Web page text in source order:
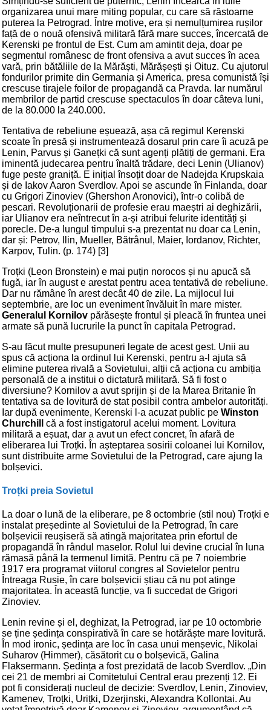
organizarea unui mare miting popular, cu care să răstoarne
puterea la Petrograd. Între motive, era și nemulțumirea rușilor
față de o nouă ofensivă militară fără mare succes, încercată de
Kerenski pe frontul de Est. Cum am amintit deja, doar pe
segmentul românesc de front ofensiva a avut succes în acea
vară, prin bătăliile de la Mărăști, Mărășești și Oituz. Cu ajutorul
fondurilor primite din Germania și America, presa comunistă își
crescuse tirajele foilor de propagandă ca Pravda. Iar numărul
membrilor de partid crescuse spectaculos în doar câteva luni,
de la 80.000 la 240.000.
Tentativa de rebeliune eșuează, așa că regimul Kerenski
scoate în presă și instrumentează dosarul prin care îi acuză pe
Lenin, Parvus și Ganețki că sunt agenți plătiți de germani. Era
iminentă judecarea pentru înaltă trădare, deci Lenin (Ulianov)
fuge peste graniță. E inițial însoțit doar de Nadejda Krupskaia
și de Iakov Aaron Sverdlov. Apoi se ascunde în Finlanda, doar
cu Grigori Zinoviev (Ghershon Aronovici), într-o colibă de
pescari. Revoluționarii de profesie erau maeștri ai deghizării,
iar Ulianov era neîntrecut în a-și atribui felurite identități și
porecle. De-a lungul timpului s-a prezentat nu doar ca Lenin,
dar și: Petrov, Ilin, Mueller, Bătrânul, Maier, Iordanov, Richter,
Karpov, Tulin. (p. 174) [3]
Troțki (Leon Bronstein) e mai puțin norocos și nu apucă să
fugă, iar în august e arestat pentru acea tentativă de rebeliune.
Dar nu rămâne în arest decât 40 de zile. La mijlocul lui
septembrie, are loc un eveniment învăluit în mare mister.
Generalul Kornilov părăsește frontul și pleacă în fruntea unei
armate să pună lucrurile la punct în capitala Petrograd.
S-au făcut multe presupuneri legate de acest gest. Unii au
spus că acționa la ordinul lui Kerenski, pentru a-l ajuta să
elimine puterea rivală a Sovietului, alții că acționa cu ambiția
personală de a institui o dictatură militară. Să fi fost o
diversiune? Kornilov a avut sprijin și de la Marea Britanie în
tentativa sa de lovitură de stat posibil contra ambelor autorități.
Iar după evenimente, Kerenski l-a acuzat public pe Winston
Churchill
că a fost instigatorul acelui moment. Lovitura
militară a eșuat, dar a avut un efect concret, în afară de
eliberarea lui Troțki. În așteptarea sosirii coloanei lui Kornilov,
sunt distribuite arme Sovietului de la Petrograd, care ajung la
bolșevici.
Troțki preia Sovietul
La doar o lună de la eliberare, pe 8 octombrie (stil nou) Troțki e
instalat președinte al Sovietului de la Petrograd, în care
bolșevicii reușiseră să atingă majoritatea prin efortul de
propagandă în rândul maselor. Rolul lui devine crucial în luna
rămasă până la termenul limită. Pentru că pe 7 noiembrie
1917 era programat viitorul congres al Sovietelor pentru
Întreaga Rusie, în care bolșevicii știau că nu pot atinge
majoritatea. În această funcție, va fi succedat de Grigori
Zinoviev.
Lenin revine și el, deghizat, la Petrograd, iar pe 10 octombrie
se ține ședința conspirativă în care se hotărăște mare lovitură.
În mod ironic, ședința are loc în casa unui menșevic, Nikolai
Suharov (Himmer), căsătorit cu o bolșevică, Galina
Flaksermann. Ședința a fost prezidată de Iacob Sverdlov. „Din
cei 21 de membri ai Comitetului Central erau prezenți 12. Ei
pot fi considerați nucleul de decizie: Sverdlov, Lenin, Zinoviev,
Kamenev, Troțki, Urițki, Dzerjinski, Alexandra Kollontai. Au